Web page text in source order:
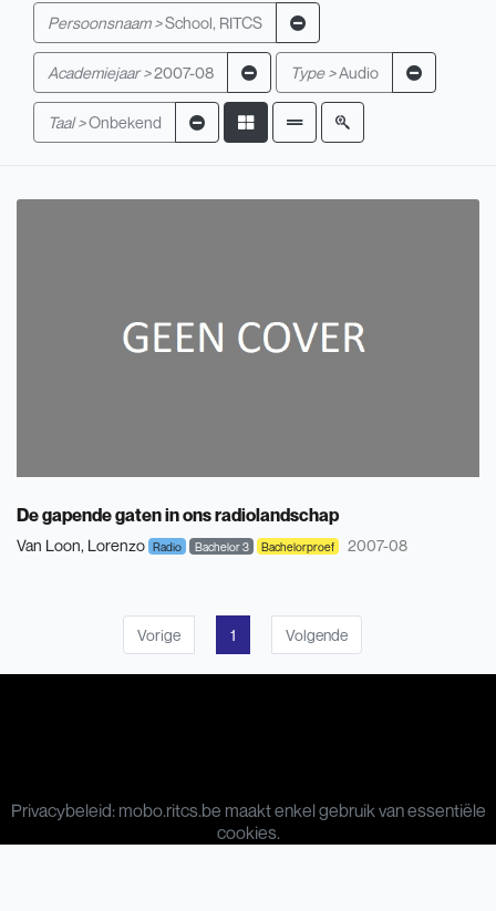
Persoonsnaam >School, RITCS
Academiejaar >2007-08 Type >Audio
Taal >Onbekend
De gapende gaten in ons radiolandschap
Van Loon, Lorenzo Radio Bachelor 3 Bachelorproef 2007-08
Vorige 1 Volgende
Privacybeleid: mobo.ritcs.be maakt enkel gebruik van essentiële
cookies.